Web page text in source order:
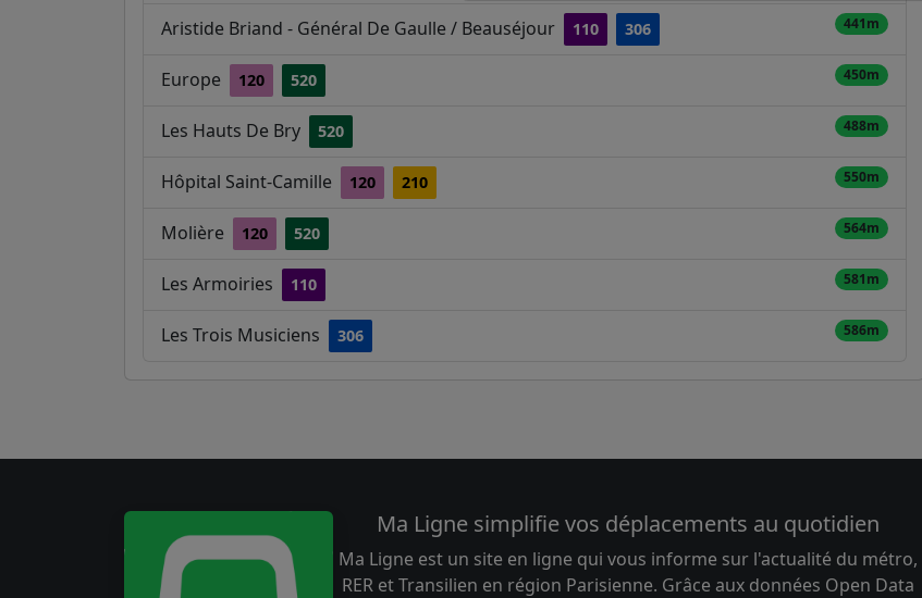
Aristide Briand - Général De Gaulle / Beauséjour 110 306 441m
Europe 120 520 450m
Les Hauts De Bry 520 488m
Hôpital Saint-Camille 120 210 550m
Molière 120 520 564m
Les Armoiries 110 581m
Les Trois Musiciens 306 586m
Ma Ligne simplifie vos déplacements au quotidien
Ma Ligne est un site en ligne qui vous informe sur l'actualité du métro,
RER et Transilien en région Parisienne. Grâce aux données Open Data